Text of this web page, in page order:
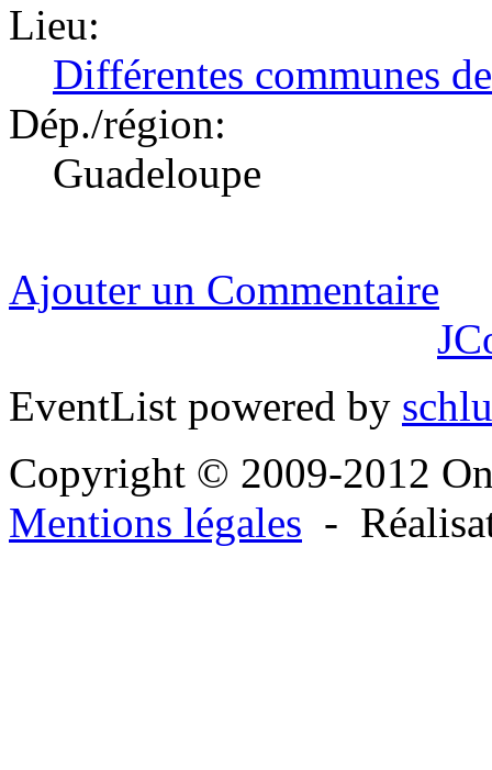
Lieu:
Différentes communes
Dép./région:
Guadeloupe
Ajouter un Commentaire
EventList powered by
Copyright © 2009-2012
Mentions légales -